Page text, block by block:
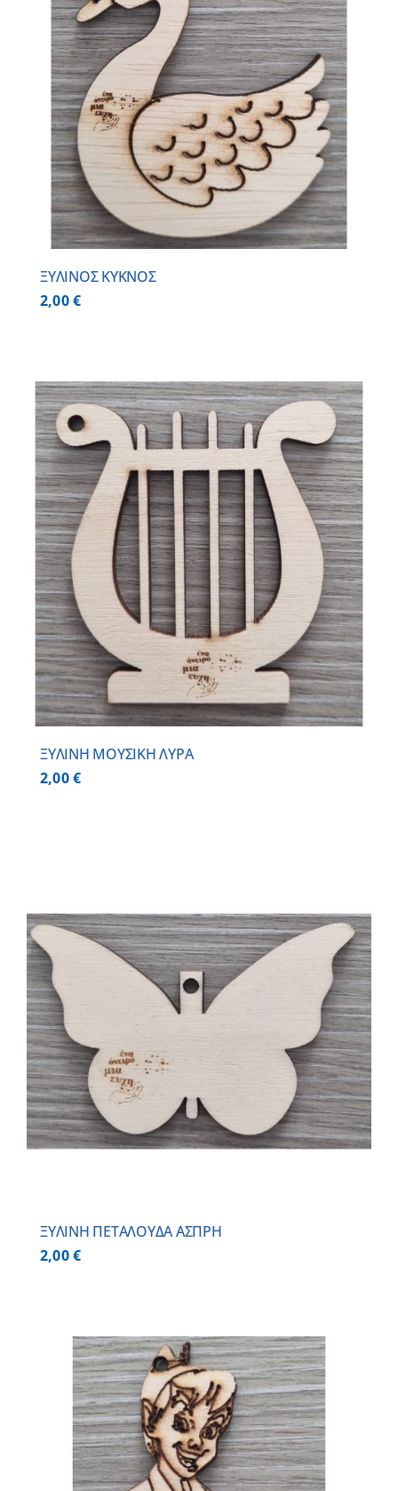
ΞΥΛΙΝΟΣ ΚΥΚΝΟΣ
2,00€
ΞΥΛΙΝΗ ΜΟΥΣΙΚΗ ΛΥΡΑ
2,00€
ΞΥΛΙΝΗ ΠΕΤΑΛΟΥΔΑ ΑΣΠΡΗ
2,00€